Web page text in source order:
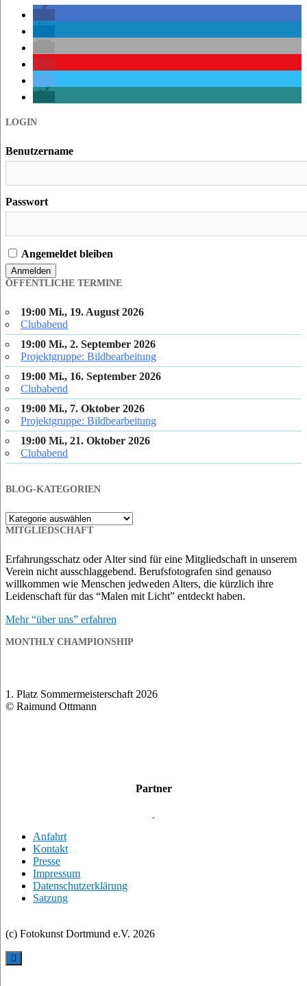
Beitrags-
Navigation
LOGIN
Benutzername
Passwort
19:00 Mi., 19. August 2026
Clubabend
19:00 Mi., 16. September 2026
Clubabend
Projektgruppe: Bildbearbeitung
19:00 Mi., 21. Oktober 2026
Clubabend
BLOG-KATEGORIEN
Blog-
Kategorien
MITGLIEDSCHAFT
Erfahrungsschatz oder Alter sind für eine Mitgliedschaft in unserem
Verein nicht ausschlaggebend. Berufsfotografen sind genauso
Leidenschaft für das “Malen mit Licht” entdeckt haben.
MONTHLY CHAMPIONSHIP
1. Platz Sommermeisterschaft 2026
© Raimund Ottmann
2026